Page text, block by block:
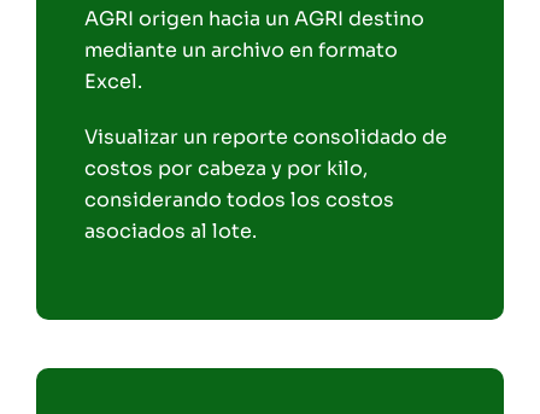
AGRI origen hacia un AGRI destino
mediante un archivo en formato
Excel.
Visualizar un reporte consolidado de
costos por cabeza y por kilo,
considerando todos los costos
asociados al lote.